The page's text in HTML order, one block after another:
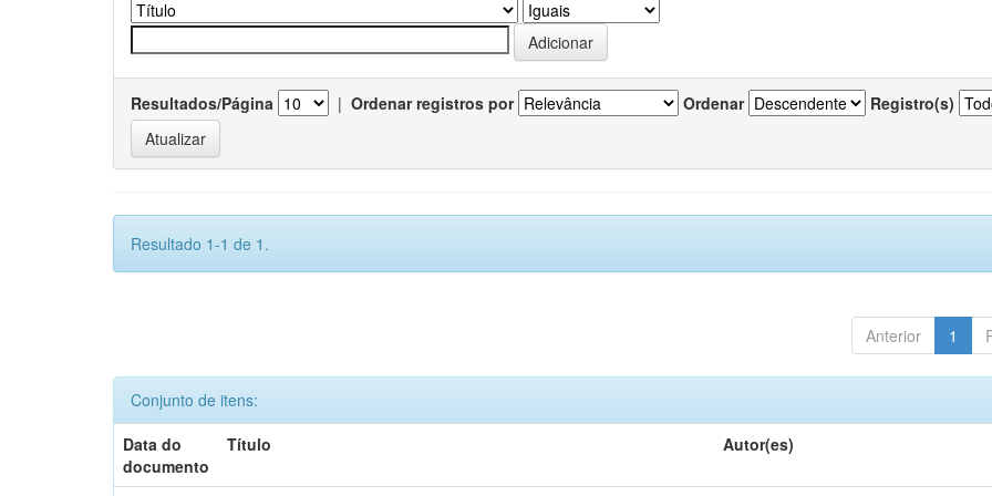
Resultados/Página | Ordenar registros por Ordenar Registro(s)
Resultado 1-1 de 1.
Anterior 1
Conjunto de itens:
Data do
documento
Título Autor(es)